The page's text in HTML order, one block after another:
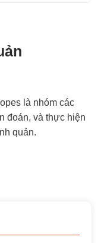
là nhóm các
đoán, và thực hiện
quản.